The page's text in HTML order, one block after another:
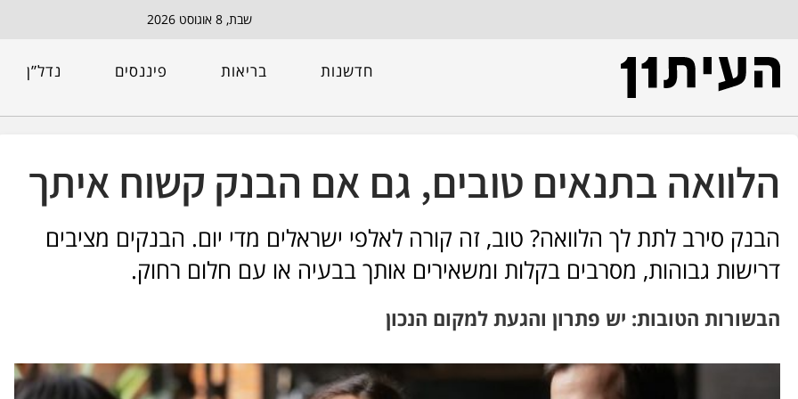
שבת, 8 אוגוסט 2026
חדשנות בריאות פיננסים נדל”ן
הלוואה בתנאים טובים, גם אם הבנק קשוח איתך
הבנק סירב לתת לך הלוואה? טוב, זה קורה לאלפי ישראלים מדי יום. הבנקים מציבים
דרישות גבוהות, מסרבים בקלות ומשאירים אותך בבעיה או עם חלום רחוק.
הבשורות הטובות: יש פתרון והגעת למקום הנכון